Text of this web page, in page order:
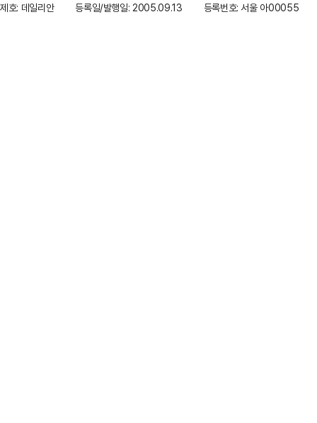
제호: 데일리안
등록일/발행일: 2005.09.13 등록번호: 서울 아00055